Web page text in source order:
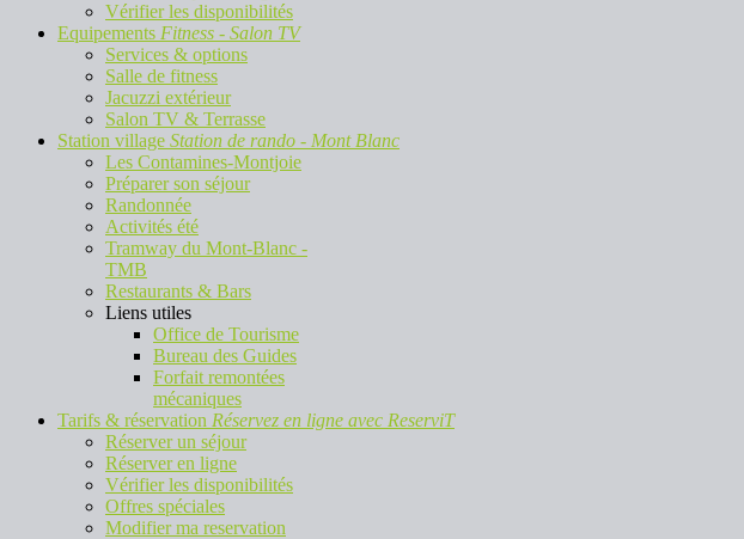
Vérifier les disponibilités
Equipements Fitness - Salon TV
Services & options
Salle de fitness
Jacuzzi extérieur
Salon TV & Terrasse
Station village Station de rando - Mont Blanc
Les Contamines-Montjoie
Préparer son séjour
Randonnée
Activités été
Tramway du Mont-Blanc -
TMB
Restaurants & Bars
Liens utiles
Office de Tourisme
Bureau des Guides
Forfait remontées
mécaniques
Tarifs & réservation Réservez en ligne avec ReserviT
Réserver un séjour
Réserver en ligne
Vérifier les disponibilités
Offres spéciales
Modifier ma reservation